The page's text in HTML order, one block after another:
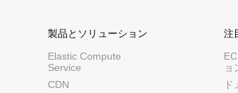
製品とソリューション
Elastic Compute
Service
CDN
注
ョ